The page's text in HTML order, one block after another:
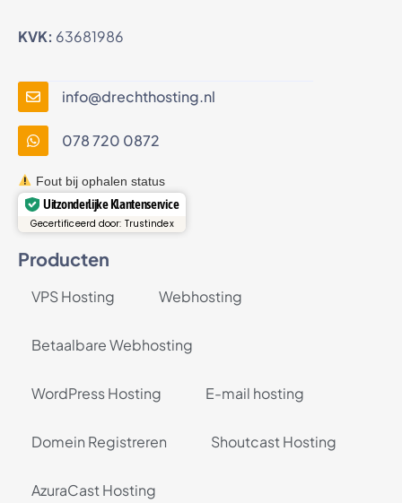
KVK: 63681986
info@drechthosting.nl
078 720 0872
Fout bij ophalen status
Uitzonderlijke Klantenservice
Gecertificeerd door: Trustindex
Producten
VPS Hosting Webhosting
Betaalbare Webhosting
WordPress Hosting E-mail hosting
Domein Registreren Shoutcast Hosting
AzuraCast Hosting